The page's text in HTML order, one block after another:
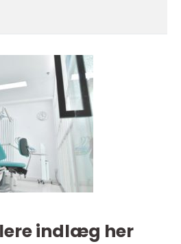
indlæg her